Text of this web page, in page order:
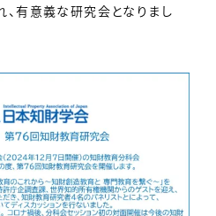
有意義な研究会となりまし